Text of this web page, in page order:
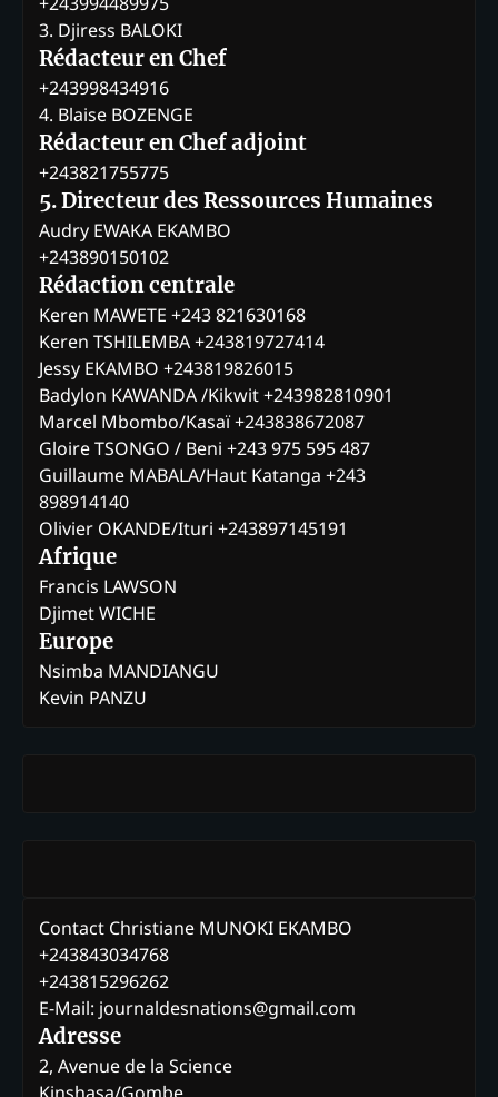
3. Djiress BALOKI
Rédacteur en Chef
+243998434916
4. Blaise BOZENGE
Rédacteur en Chef adjoint
+243821755775
5. Directeur des Ressources Humaines
Audry EWAKA EKAMBO
+243890150102
Rédaction centrale
Keren MAWETE +243 821630168
Keren TSHILEMBA +243819727414
Jessy EKAMBO +243819826015
Badylon KAWANDA /Kikwit +243982810901
Marcel Mbombo/Kasaï +243838672087
Gloire TSONGO / Beni +243 975 595 487
Guillaume MABALA/Haut Katanga +243
898914140
Olivier OKANDE/Ituri +243897145191
Afrique
Francis LAWSON
Djimet WICHE
Europe
Nsimba MANDIANGU
Kevin PANZU
Contact Christiane MUNOKI EKAMBO
+243843034768
+243815296262
E-Mail: journaldesnations@gmail.com
Adresse
2, Avenue de la Science